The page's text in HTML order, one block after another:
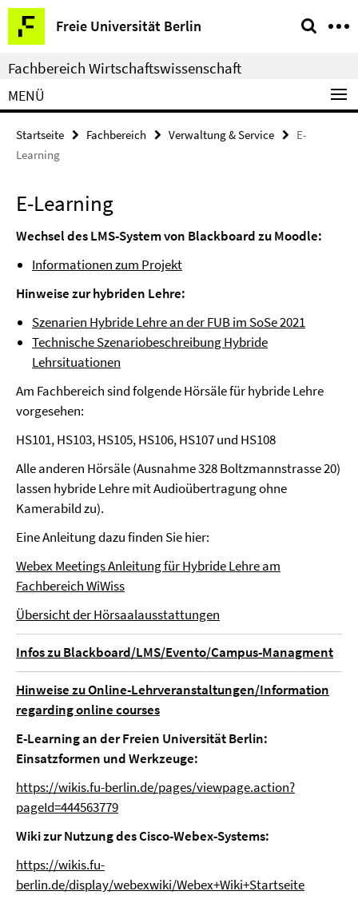
Springe
direkt
zu
Inhalt
Freie Universität Berlin
Service-
Navigation
Fachbereich Wirtschaftswissenschaft
MENÜ
Startseite Fachbereich Verwaltung & Service
E-
Learning
E-Learning
Wechsel des LMS-System von Blackboard zu Moodle:
Informationen zum Projekt
Hinweise zur hybriden Lehre:
Szenarien Hybride Lehre an der FUB im SoSe 2021
Technische Szenariobeschreibung Hybride
Lehrsituationen
Am Fachbereich sind folgende Hörsäle für hybride Lehre
vorgesehen:
HS101, HS103, HS105, HS106, HS107 und HS108
Alle anderen Hörsäle (Ausnahme 328 Boltzmannstrasse 20)
lassen hybride Lehre mit Audioübertragung ohne
Kamerabild zu).
Eine Anleitung dazu finden Sie hier:
Webex Meetings Anleitung für Hybride Lehre am
Fachbereich WiWiss
Übersicht der Hörsaalausstattungen
Infos zu Blackboard/LMS/Evento/Campus-Managment
Hinweise zu Online-Lehrveranstaltungen/Information
regarding online courses
E-Learning an der Freien Universität Berlin:
Einsatzformen und Werkzeuge:
https://wikis.fu-berlin.de/pages/viewpage.action?
pageId=444563779
Wiki zur Nutzung des Cisco-Webex-Systems:
https://wikis.fu-
berlin.de/display/webexwiki/Webex+Wiki+Startseite